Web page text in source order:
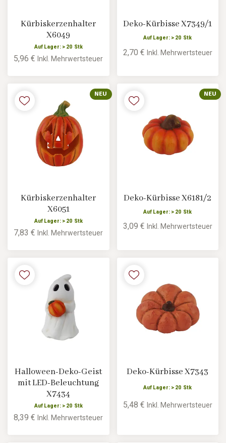
Kürbiskerzenhalter
X6049
Auf Lager: > 20 Stk
5,96 €Inkl. Mehrwertsteuer
Deko-Kürbisse X7349/1
Auf Lager: > 20 Stk
2,70 € Inkl. Mehrwertsteuer
NEU
Kürbiskerzenhalter
X6051
Auf Lager: > 20 Stk
7,83 €Inkl. Mehrwertsteuer
NEU
Deko-Kürbisse X6181/2
Auf Lager: > 20 Stk
3,09 € Inkl. Mehrwertsteuer
Halloween-Deko-Geist
mit LED-Beleuchtung
X7434
Auf Lager: > 20 Stk
8,39 €Inkl. Mehrwertsteuer
Deko-Kürbisse X7343
Auf Lager: > 20 Stk
5,48 € Inkl. Mehrwertsteuer